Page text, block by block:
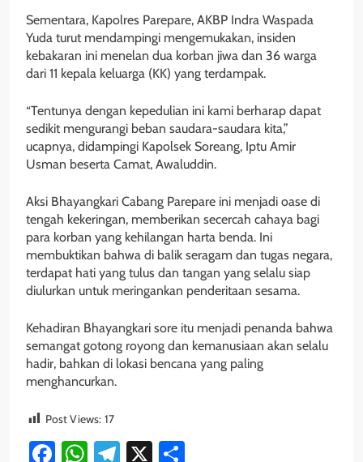
Sementara, Kapolres Parepare, AKBP Indra Waspada
Yuda turut mendampingi mengemukakan, insiden
kebakaran ini menelan dua korban jiwa dan 36 warga
dari 11 kepala keluarga (KK) yang terdampak.
“Tentunya dengan kepedulian ini kami berharap dapat
sedikit mengurangi beban saudara-saudara kita,”
ucapnya, didampingi Kapolsek Soreang, Iptu Amir
Usman beserta Camat, Awaluddin.
Aksi Bhayangkari Cabang Parepare ini menjadi oase di
tengah kekeringan, memberikan secercah cahaya bagi
para korban yang kehilangan harta benda. Ini
membuktikan bahwa di balik seragam dan tugas negara,
terdapat hati yang tulus dan tangan yang selalu siap
diulurkan untuk meringankan penderitaan sesama.
Kehadiran Bhayangkari sore itu menjadi penanda bahwa
semangat gotong royong dan kemanusiaan akan selalu
hadir, bahkan di lokasi bencana yang paling
menghancurkan.
Post Views: 17
Facebook
WhatsApp
Telegram
X